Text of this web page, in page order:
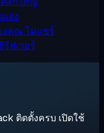
อง
งคุณ ไม่แชร์
ฟเวอร์
ติดตั้งครบ เปิดใช้